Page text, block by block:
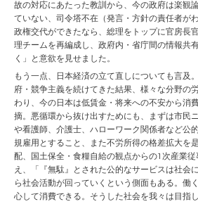
故の対応にあたった教訓から、今の政府は楽観
ていない、司令塔不在（発言・方針の責任者が
政権交代ができたなら、総理をトップに官房長
理チームを再編成し、政府内・省庁間の情報共
く」と意欲を見せました。
もう一点、日本経済の立て直しについても言及
府・競争主義を続けてきた結果、様々な分野の
わり、今の日本は低賃金・将来への不安から消
摘。悪循環から抜け出すためにも、まずは市民
や看護師、介護士、ハローワーク関係者など公
規雇用とすること、また不労所得の格差拡大を
配、国土保全・食糧自給の観点からの1次産業
え、「『無駄』とされた公的なサービスは社会
ら社会活動が回っていくという側面もある。働
心して消費できる。そうした社会を我々は目指